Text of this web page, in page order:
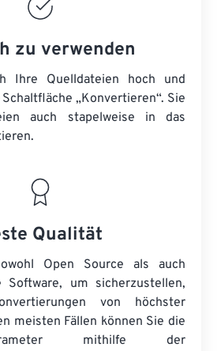
zu verwenden
Ihre Quelldateien hoch und
„Konvertieren“. Sie
auch stapelweise in das
Qualität
Open Source als auch
Software, um sicherzustellen,
von höchster
meisten Fällen können Sie die
mithilfe der